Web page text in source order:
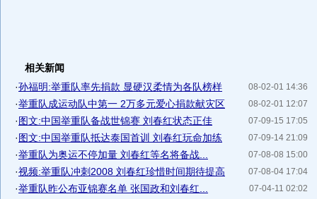
相关新闻
08-02-01 14:36
·孙福明:举重队率先捐款 显硬汉柔情为各队榜样
08-02-01 12:07
·举重队成运动队中第一 2万多元爱心捐款献灾区
07-09-15 17:05
·图文:中国举重队备战世锦赛 刘春红状态正佳
07-09-14 21:09
·图文:中国举重队抵达泰国首训 刘春红玩命加练
07-08-08 15:00
·举重队为奥运不停加量 刘春红等名将备战...
07-08-04 17:04
·视频:举重队冲刺2008 刘春红珍惜时间期待提高
07-04-11 02:02
·举重队昨公布亚锦赛名单 张国政和刘春红...